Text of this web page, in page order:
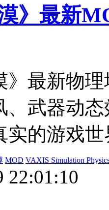
漠》最新
》最新物
、武器动
实的游戏世
MOD VAXIS Simulation
22:01:10